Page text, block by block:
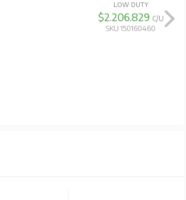
LOW DUTY
$2.206.829 C/U
SKU 150160460